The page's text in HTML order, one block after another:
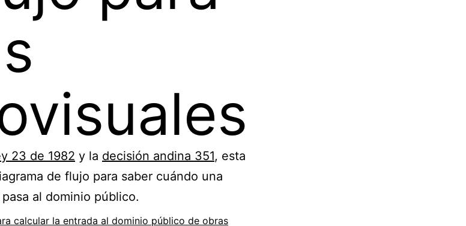
23 de 1982 y la decisión andina 351, esta
de flujo para saber cuándo una
al dominio público.